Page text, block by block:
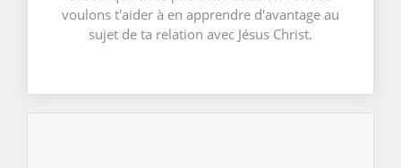
voulons t'aider à en apprendre d'avantage au
sujet de ta relation avec Jésus Christ.